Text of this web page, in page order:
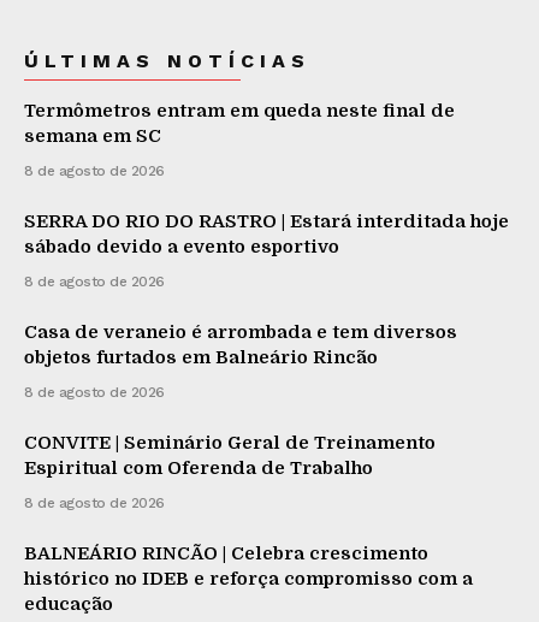
ÚLTIMAS NOTÍCIAS
Termômetros entram em queda neste final de
semana em SC
8 de agosto de 2026
SERRA DO RIO DO RASTRO | Estará interditada hoje
sábado devido a evento esportivo
8 de agosto de 2026
Casa de veraneio é arrombada e tem diversos
objetos furtados em Balneário Rincão
8 de agosto de 2026
CONVITE | Seminário Geral de Treinamento
Espiritual com Oferenda de Trabalho
8 de agosto de 2026
BALNEÁRIO RINCÃO | Celebra crescimento
histórico no IDEB e reforça compromisso com a
educação